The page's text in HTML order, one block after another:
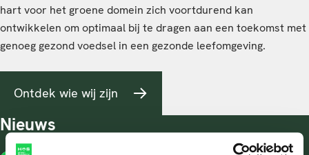
hart voor het groene domein zich voortdurend kan
ontwikkelen om optimaal bij te dragen aan een toekomst met
genoeg gezond voedsel in een gezonde leefomgeving.
Ontdek wie wij zijn
Nieuws